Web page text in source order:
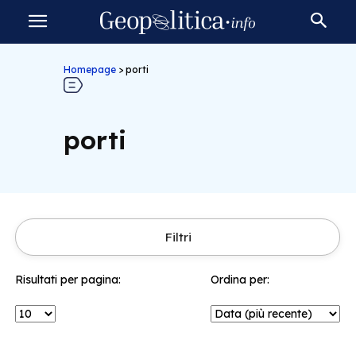
Homepage > porti
porti
Filtri
Risultati per pagina: Ordina per: